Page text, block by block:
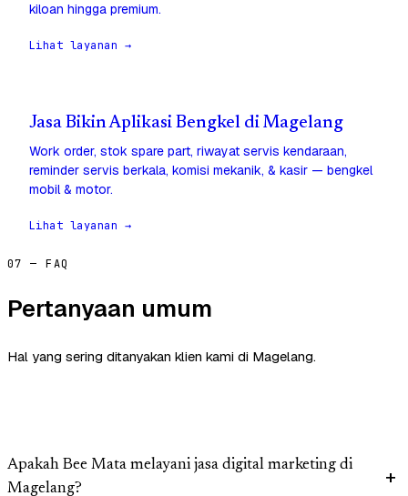
kiloan hingga premium.
Lihat layanan →
Jasa Bikin Aplikasi Bengkel di Magelang
Work order, stok spare part, riwayat servis kendaraan,
reminder servis berkala, komisi mekanik, & kasir — bengkel
mobil & motor.
Lihat layanan →
07 — FAQ
Pertanyaan umum
Hal yang sering ditanyakan klien kami di Magelang.
Apakah Bee Mata melayani jasa digital marketing di
Magelang?